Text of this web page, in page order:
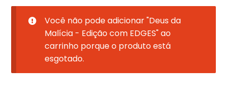
Você não pode adicionar "Deus da
Malícia - Edição com EDGES" ao
carrinho porque o produto está
esgotado.